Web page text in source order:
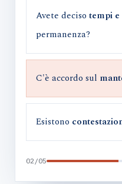
Avete deciso tempi
permanenza?
C'è accordo sul
Esistono
02/05